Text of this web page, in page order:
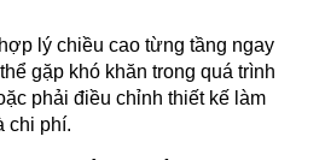
lý chiều cao từng tầng ngay
gặp khó khăn trong quá trình
phải điều chỉnh thiết kế làm
chi phí.